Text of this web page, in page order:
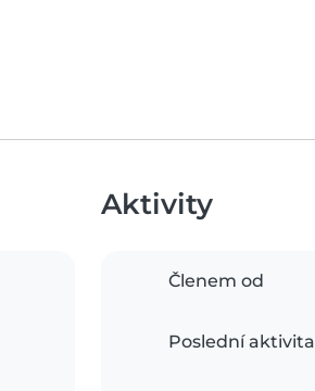
Aktivity
Členem od
Poslední aktivita